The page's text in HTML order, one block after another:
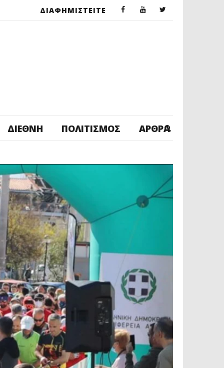
ΔΙΑΦΗΜΙΣΤΕΙΤΕ
ΔΙΕΘΝΉ ΠΟΛΙΤΙΣΜΌΣ ΆΡΘΡΑ